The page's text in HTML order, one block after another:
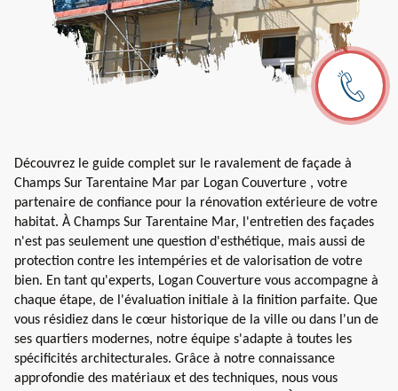
Découvrez le guide complet sur le ravalement de façade à
Champs Sur Tarentaine Mar par Logan Couverture , votre
partenaire de confiance pour la rénovation extérieure de votre
habitat. À Champs Sur Tarentaine Mar, l'entretien des façades
n'est pas seulement une question d'esthétique, mais aussi de
protection contre les intempéries et de valorisation de votre
bien. En tant qu'experts, Logan Couverture vous accompagne à
chaque étape, de l'évaluation initiale à la finition parfaite. Que
vous résidiez dans le cœur historique de la ville ou dans l'un de
ses quartiers modernes, notre équipe s'adapte à toutes les
spécificités architecturales. Grâce à notre connaissance
approfondie des matériaux et des techniques, nous vous